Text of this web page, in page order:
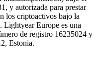
y autorizada para prestar
los criptoactivos bajo la
Lightyear Europe es una
de registro 16235024 y
Estonia.